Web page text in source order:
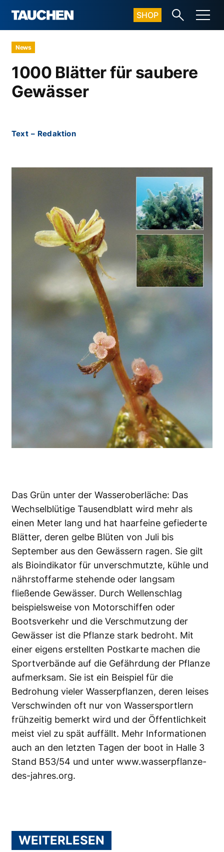
SHOP
News
1000 Blätter für saubere
Gewässer
Text – Redaktion
Das Grün unter der Wasseroberläche: Das
Wechselblütige Tausendblatt wird mehr als
einen Meter lang und hat haarfeine gefiederte
Blätter, deren gelbe Blüten von Juli bis
September aus den Gewässern ragen. Sie gilt
als Bioindikator für unverschmutzte, kühle und
nährstoffarme stehende oder langsam
fließende Gewässer. Durch Wellenschlag
beispielsweise von Motorschiffen oder
Bootsverkehr und die Verschmutzung der
Gewässer ist die Pflanze stark bedroht. Mit
einer eigens erstellten Postkarte machen die
Sportverbände auf die Gefährdung der Pflanze
aufmerksam. Sie ist ein Beispiel für die
Bedrohung vieler Wasserpflanzen, deren leises
Verschwinden oft nur von Wassersportlern
frühzeitig bemerkt wird und der Öffentlichkeit
meist viel zu spät auffällt. Mehr Informationen
auch an den letzten Tagen der boot in Halle 3
Stand B53/54 und unter www.wasserpflanze-
des-jahres.org.
WEITERLESEN